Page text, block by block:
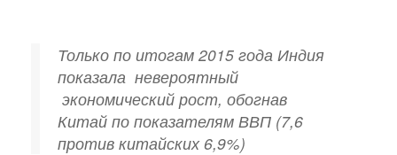
Только по итогам 2015 года Индия
показала невероятный
экономический рост, обогнав
Китай по показателям ВВП (7,6
против китайских 6,9%)